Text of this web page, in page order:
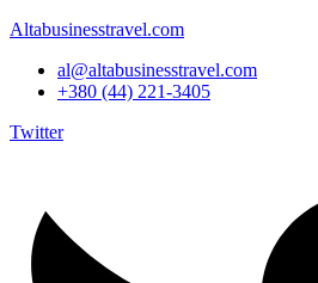
Altabusinesstravel.com
al@altabusinesstravel.com
+380 (44) 221-3405
Twitter